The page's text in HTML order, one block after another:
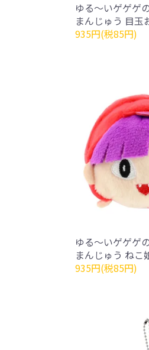
ゆる～いゲゲゲ
まんじゅう 目玉
935円(税85円)
ゆる～いゲゲゲ
まんじゅう ねこ
935円(税85円)